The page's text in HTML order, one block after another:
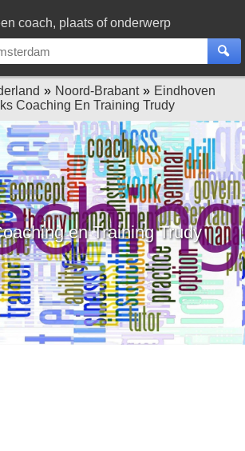
coach, plaats of onderwerp
Noord-Brabant
Eindhoven
Coaching En Training Trudy
en Training Trudy